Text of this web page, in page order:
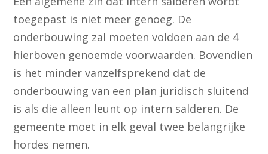
toegepast is niet meer genoeg. De
onderbouwing zal moeten voldoen aan de 4
hierboven genoemde voorwaarden. Bovendien
is het minder vanzelfsprekend dat de
onderbouwing van een plan juridisch sluitend
is als die alleen leunt op intern salderen. De
gemeente moet in elk geval twee belangrijke
hordes nemen.